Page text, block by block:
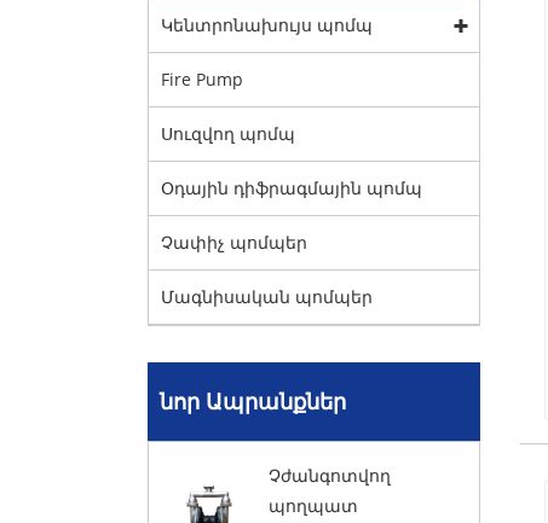
Կենտրոնախույս պոմպ
Fire Pump
Սուզվող պոմպ
Օդային դիֆրագմային պոմպ
Չափիչ պոմպեր
Մագնիսական պոմպեր
նոր Ապրանքներ
Չժանգոտվող
պողպատ